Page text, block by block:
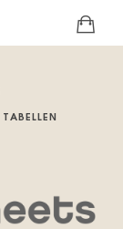
TABELLEN